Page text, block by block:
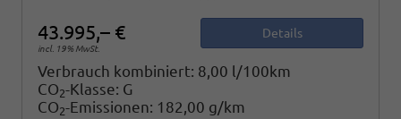
43.995,– €
incl. 19% MwSt.
Details
Verbrauch kombiniert: 8,00 l/100km
CO2-Klasse: G
CO2-Emissionen: 182,00 g/km